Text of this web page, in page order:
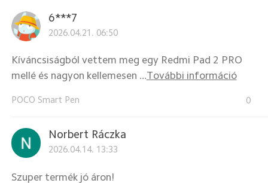
6***7
2026.04.21. 06:50
Kíváncsiságból vettem meg egy Redmi Pad 2 PRO
mellé és nagyon kellemesen ...További információ
POCO Smart Pen 0
Norbert Ráczka
2026.04.14. 13:33
Szuper termék jó áron!